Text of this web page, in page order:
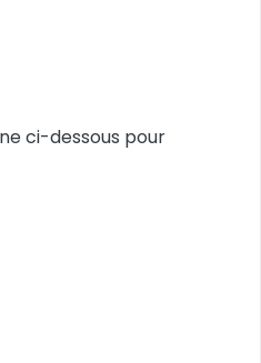
ci-dessous pour